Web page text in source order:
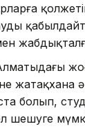
болып,
шешуге